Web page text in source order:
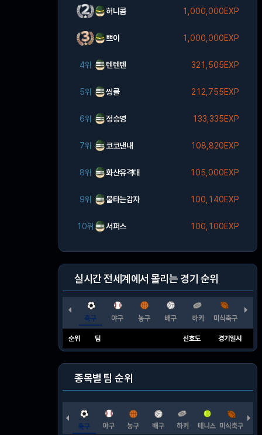
허니콤 1,000,000EXP
쁘이 1,000,000EXP
4위 텐텐텐 321,505EXP
5위 씽클 212,755EXP
6위 정승영 133,335EXP
7위 코코낸내 108,820EXP
8위 화산유격대 105,000EXP
9위 불타는감자 100,140EXP
10위 서퍼스 100,100EXP
실시간 전세계에서 몰리는 경기 순위
순위 팀 선호도 경기일시
종목별 팀 순위